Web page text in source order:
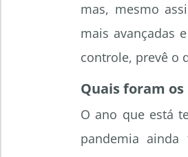
mas, mesmo
mais avançadas
controle, prevê o
Quais foram
O ano que está
pandemia